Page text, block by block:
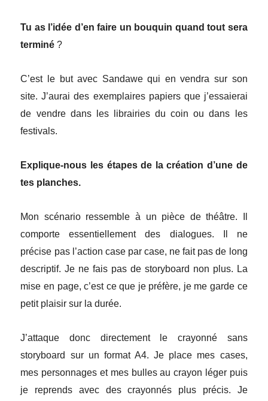
Tu as l’idée d’en faire un bouquin quand tout sera
terminé?
C’est le but avec Sandawe qui en vendra sur son
site. J’aurai des exemplaires papiers que j’essaierai
de vendre dans les librairies du coin ou dans les
festivals.
Explique-nous les étapes de la création d’une de
tes planches.
Mon scénario ressemble à un pièce de théâtre. I
comporte essentiellement des dialogues. I
l ne
précise pas l’action case par case, ne fait pas de long
descriptif. Je ne fais pas de storyboard non plus. La
mise en page, c’est ce que je préfère, je me garde ce
petit plaisir sur la durée.
J’attaque donc directement le crayonné sans
storyboard sur un format A4. Je place mes cases,
mes personnages et mes bulles au crayon léger puis
je reprends avec des crayonnés plus précis. Je